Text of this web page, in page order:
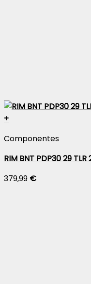
+
Componentes
RIM BNT PDP30 29 TLR
379,99 €